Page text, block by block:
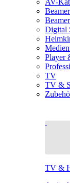
AV-
Beamer
Digital
Player
TV
TV &
TV &